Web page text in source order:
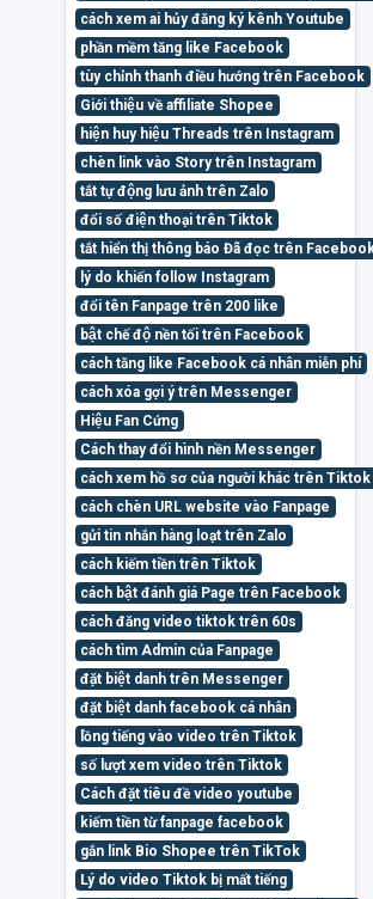
cách xem ai hủy đăng ký kênh Youtube
phần mềm tăng like Facebook
tùy chỉnh thanh điều hướng trên Facebook
Giới thiệu về affiliate Shopee
hiện huy hiệu Threads trên Instagram
chèn link vào Story trên Instagram
tắt tự động lưu ảnh trên Zalo
đổi số điện thoại trên Tiktok
tắt hiển thị thông báo Đã đọc trên
lý do khiến follow Instagram
đổi tên Fanpage trên 200 like
bật chế độ nền tối trên Facebook
cách tăng like Facebook cá nhân miễn phí
cách xóa gợi ý trên Messenger
Hiệu Fan Cứng
Cách thay đổi hình nền Messenger
cách xem hồ sơ của người khác trên
cách chèn URL website vào Fanpage
gửi tin nhắn hàng loạt trên Zalo
cách kiếm tiền trên Tiktok
cách bật đánh giá Page trên Facebook
cách đăng video tiktok trên 60s
cách tìm Admin của Fanpage
đặt biệt danh trên Messenger
đặt biệt danh facebook cá nhân
lồng tiếng vào video trên Tiktok
số lượt xem video trên Tiktok
Cách đặt tiêu đề video youtube
kiếm tiền từ fanpage facebook
gắn link Bio Shopee trên TikTok
Lý do video Tiktok bị mất tiếng